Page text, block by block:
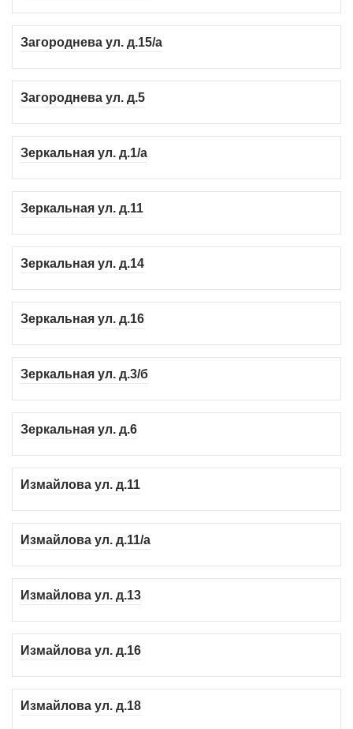
Загороднева ул. д.15/а
Загороднева ул. д.5
Зеркальная ул. д.1/а
Зеркальная ул. д.11
Зеркальная ул. д.14
Зеркальная ул. д.16
Зеркальная ул. д.3/б
Зеркальная ул. д.6
Измайлова ул. д.11
Измайлова ул. д.11/а
Измайлова ул. д.13
Измайлова ул. д.16
Измайлова ул. д.18